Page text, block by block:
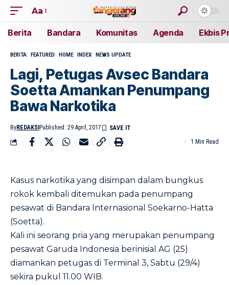
Aa
Berita Bandara Komunitas Agenda Ekbis
BERITA FEATURED HOME INDEX NEWS UPDATE
Lagi, Petugas Avsec Bandara
Soetta Amankan Penumpang
Bawa Narkotika
ByREDAKSI Published: 29 April, 2017
1 Min Read
Kasus narkotika yang disimpan dalam bungkus
rokok kembali ditemukan pada penumpang
pesawat di Bandara Internasional Soekarno-Hatta
(Soetta).
Kali ini seorang pria yang merupakan penumpang
pesawat Garuda Indonesia berinisial AG (25)
diamankan petugas di Terminal 3, Sabtu (29/4)
sekira pukul 11.00 WIB.